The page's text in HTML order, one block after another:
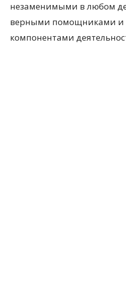
незаменимыми в любом
верными помощниками
компонентами